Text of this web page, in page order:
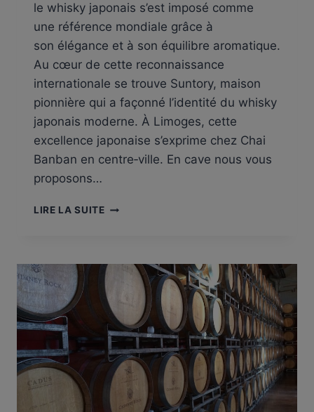
le whisky japonais s’est imposé comme
une référence mondiale grâce à
son élégance et à son équilibre aromatique.
Au cœur de cette reconnaissance
internationale se trouve Suntory, maison
pionnière qui a façonné l’identité du whisky
japonais moderne. À Limoges, cette
excellence japonaise s’exprime chez Chai
Banban en centre‑ville. En cave nous vous
proposons…
LIRE LA SUITEWHISKY
:
GRANDES
RÉFÉRENCES
SUNTORY
CHEZ
CHAI
BANBAN